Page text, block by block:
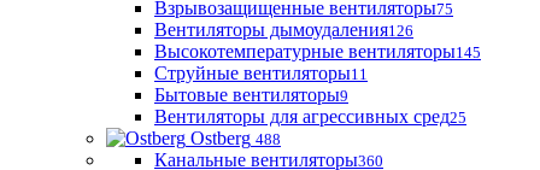
Взрывозащищенные вентиляторы75
Вентиляторы дымоудаления126
Высокотемпературные вентиляторы145
Струйные вентиляторы11
Бытовые вентиляторы9
Вентиляторы для агрессивных сред25
Ostberg 488
Канальные вентиляторы360